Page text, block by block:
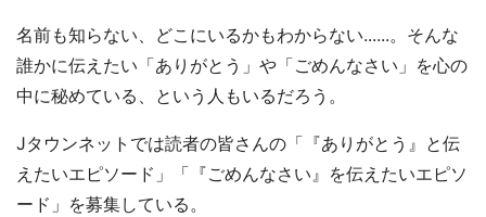
名前も知らない、どこにいるかもわからない......。そんな
誰かに伝えたい「ありがとう」や「ごめんなさい」を心の
中に秘めている、という人もいるだろう。
Jタウンネットでは読者の皆さんの「『ありがとう』と伝
えたいエピソード」「『ごめんなさい』を伝えたいエピソ
ード」を募集している。